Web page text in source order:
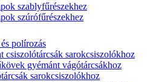
szablyfűrészekhez
szúrófűrészekhez
polírozás
csiszolótárcsák sarokcsiszolókhoz
gyémánt vágótárcsákhoz
sarokcsiszolókhoz